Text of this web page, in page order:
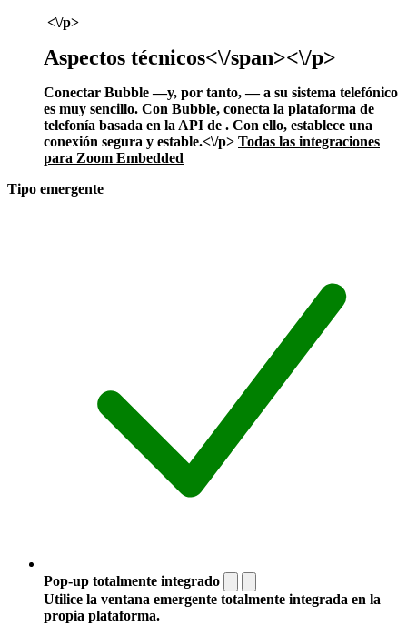
<\/p>
Aspectos técnicos<\/span><\/p>
Conectar Bubble —y, por tanto,— a su sistema telefónico
es muy sencillo. Con Bubble, conecta la plataforma de
telefonía basada en la API de . Con ello, establece una
conexión segura y estable.<\/p> Todas las integraciones
para Zoom Embedded
Tipo emergente
Pop-up totalmente integrado
Utilice la ventana emergente totalmente integrada en la
propia plataforma.